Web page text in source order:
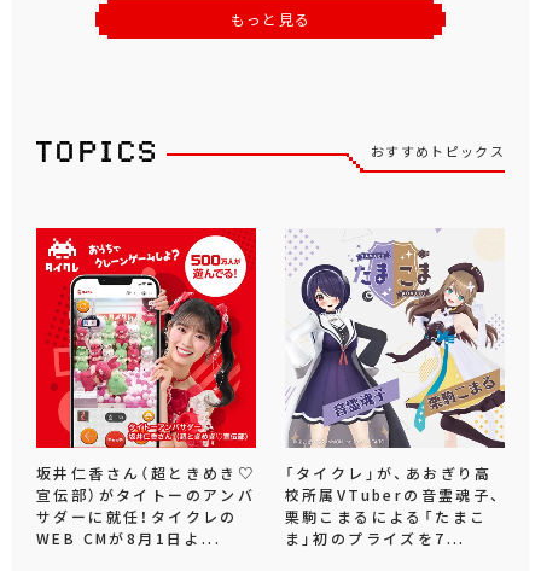
もっと見る
おすすめトピックス
坂井仁香さん（超ときめき♡
宣伝部）がタイトーのアンバ
サダーに就任！タイクレの
WEB CMが8月1日よ...
「タイクレ」が、あおぎり高
校所属VTuberの音霊魂子、
栗駒こまるによる「たまこ
ま」初のプライズを7...